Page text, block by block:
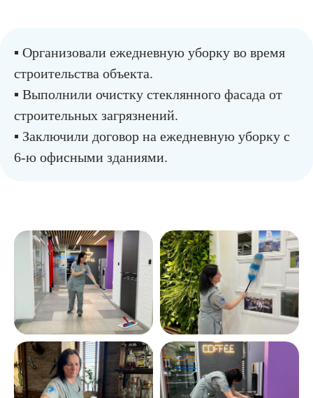
▪︎ Организовали ежедневную уборку во время
строительства объекта.
▪︎ Выполнили очистку стеклянного фасада от
строительных загрязнений.
▪︎ Заключили договор на ежедневную уборку с
6-ю офисными зданиями.